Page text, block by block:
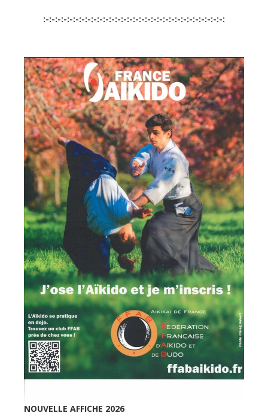
:-:-:-:-:-:-:-:-:-:-:-:-:-:-:-:-:-:-:-:-:-:-:-:-:-:-:-:-:-:-:
NOUVELLE AFFICHE 2026